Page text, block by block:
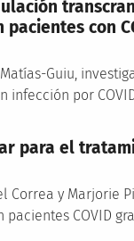
con
Guiu,
infección por
para el
Correa y Marjorie
pacientes COVID